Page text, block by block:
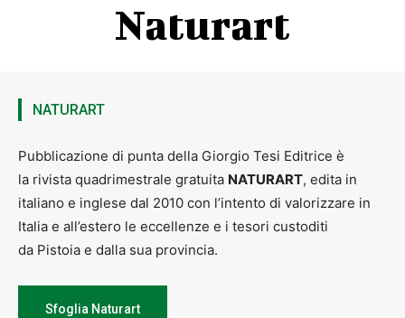
Naturart
NATURART
Pubblicazione di punta della Giorgio Tesi Editrice è
la rivista quadrimestrale gratuita NATURART, edita in
italiano e inglese dal 2010 con l’intento di valorizzare in
Italia e all’estero le eccellenze e i tesori custoditi
da Pistoia e dalla sua provincia.
Sfoglia Naturart